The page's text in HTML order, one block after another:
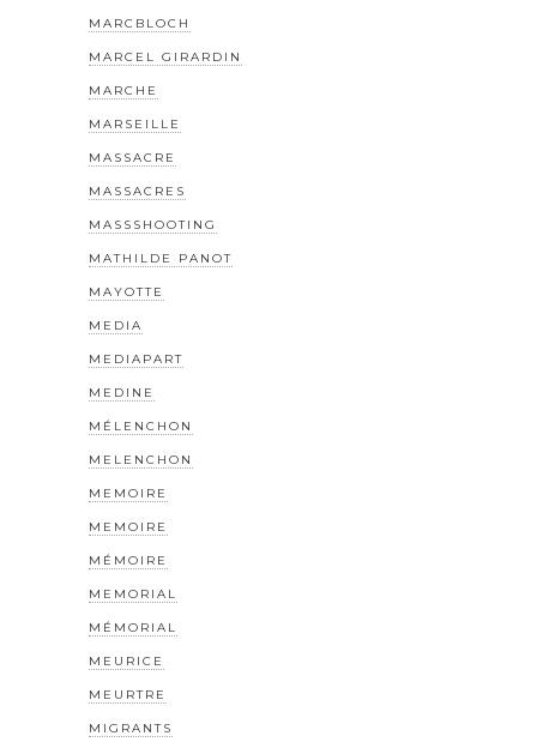
MARCBLOCH
MARCEL GIRARDIN
MARCHE
MARSEILLE
MASSACRE
MASSACRES
MASSSHOOTING
MATHILDE PANOT
MAYOTTE
MEDIA
MEDIAPART
MEDINE
MÉLENCHON
MELENCHON
MEMOIRE
MEMOIRE
MÉMOIRE
MEMORIAL
MÉMORIAL
MEURICE
MEURTRE
MIGRANTS